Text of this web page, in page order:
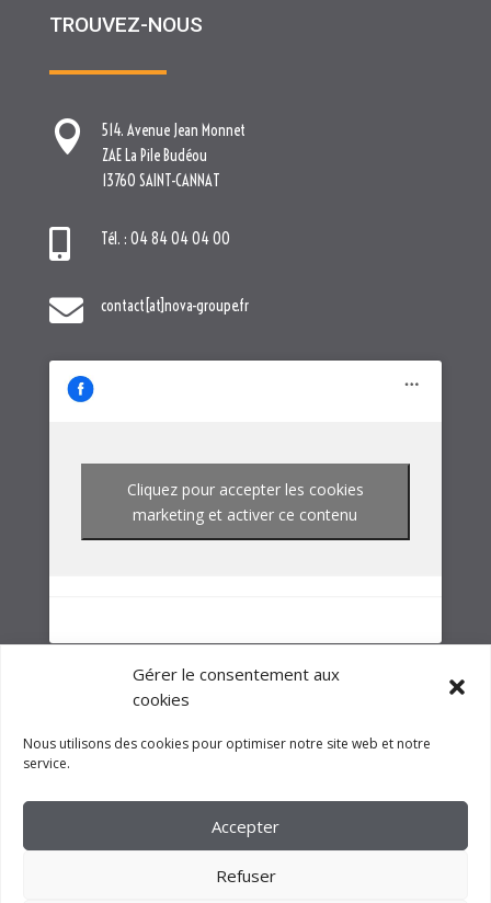
Gérer le consentement aux
cookies
Nous utilisons des cookies pour optimiser notre site web et notre
service.
Accepter
Refuser

 contact[at]nova-groupe.fr
Cliquez pour accepter les cookies